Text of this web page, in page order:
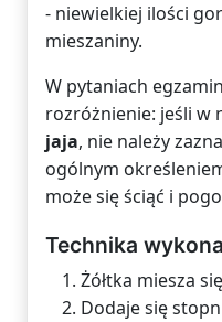
- niewielkiej ilości
mieszaniny.
W pytaniach
rozróżnienie: jeśli w
jaja, nie należy
ogólnym
może się ściąć i
Technika
Żółtka miesza
Dodaje się